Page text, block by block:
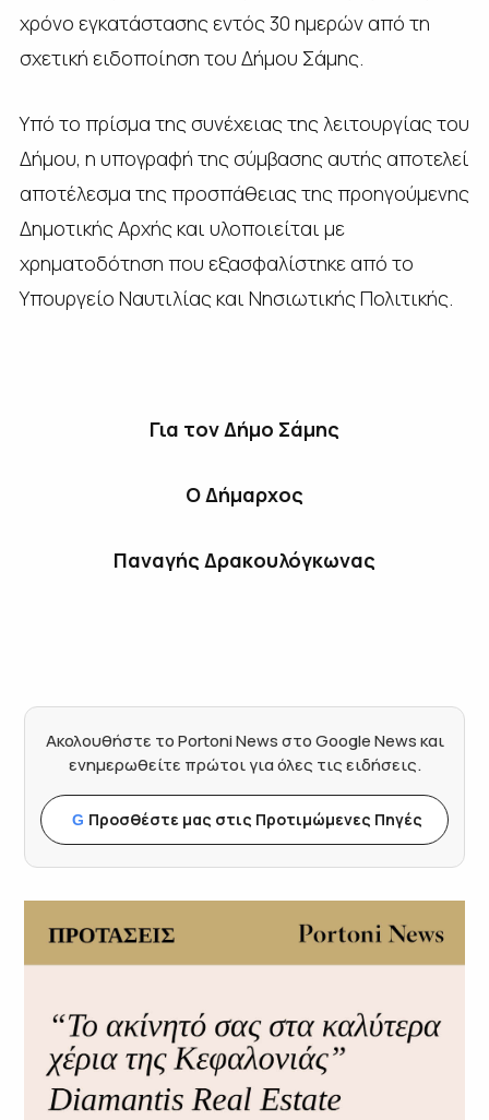
χρόνο εγκατάστασης εντός 30 ημερών από τη
σχετική ειδοποίηση του Δήμου Σάμης.
Υπό το πρίσμα της συνέχειας της λειτουργίας του
Δήμου, η υπογραφή της σύμβασης αυτής αποτελεί
αποτέλεσμα της προσπάθειας της προηγούμενης
Δημοτικής Αρχής και υλοποιείται με
χρηματοδότηση που εξασφαλίστηκε από το
Υπουργείο Ναυτιλίας και Νησιωτικής Πολιτικής.
Για τον Δήμο Σάμης
Ο Δήμαρχος
Παναγής Δρακουλόγκωνας
Ακολουθήστε το Portoni News στο Google News και
ενημερωθείτε πρώτοι για όλες τις ειδήσεις.
G Προσθέστε μας στις Προτιμώμενες Πηγές